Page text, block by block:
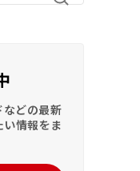
などの最新
い情報をま